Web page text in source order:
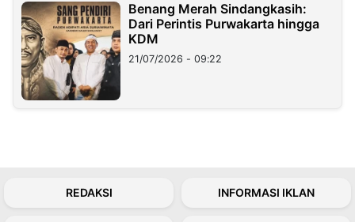
Benang Merah Sindangkasih:
Dari Perintis Purwakarta hingga
KDM
21/07/2026 - 09:22
REDAKSI INFORMASI IKLAN